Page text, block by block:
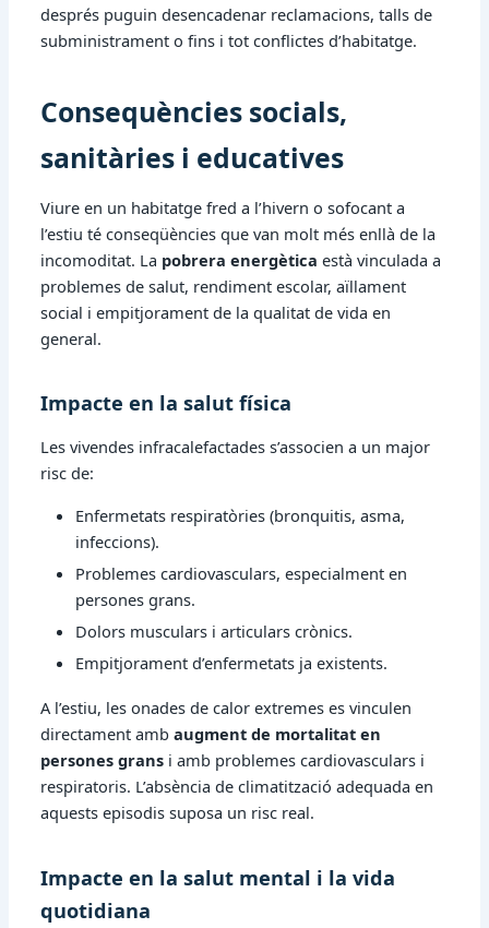
després puguin desencadenar reclamacions, talls de
subministrament o fins i tot conflictes d’habitatge.
Consequències socials,
sanitàries i educatives
Viure en un habitatge fred a l’hivern o sofocant a
l’estiu té conseqüències que van molt més enllà de la
incomoditat. La pobrera energètica està vinculada a
problemes de salut, rendiment escolar, aïllament
social i empitjorament de la qualitat de vida en
general.
Impacte en la salut física
Les vivendes infracalefactades s’associen a un major
risc de:
Enfermetats respiratòries (bronquitis, asma,
infeccions).
Problemes cardiovasculars, especialment en
persones grans.
Dolors musculars i articulars crònics.
Empitjorament d’enfermetats ja existents.
A l’estiu, les onades de calor extremes es vinculen
directament ambaugment de mortalitat en
persones grans i amb problemes cardiovasculars i
respiratoris. L’absència de climatització adequada en
aquests episodis suposa un risc real.
Impacte en la salut mental i la vida
quotidiana